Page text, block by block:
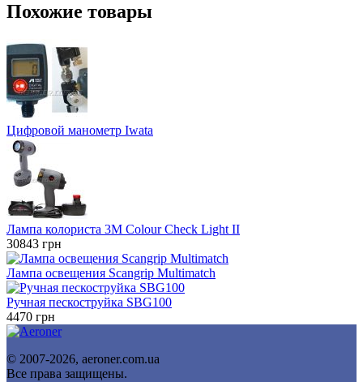
Похожие товары
Цифровой манометр Iwata
Лампа колориста 3M Colour Check Light II
30843 грн
Лампа освещения Scangrip Multimatch
Ручная пескоструйка SBG100
4470 грн
© 2007-2026, aeroner.com.ua
Все права защищены.